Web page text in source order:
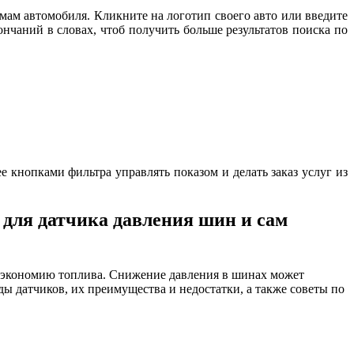
автомобиля. Кликните на логотип своего авто или введите
в словах, чтоб получить больше результатов поиска по
фильтра управлять показом и делать заказ услуг из
датчика давления шин и сам
экономию топлива. Снижение давления в шинах может
датчиков, их преимущества и недостатки, а также советы по